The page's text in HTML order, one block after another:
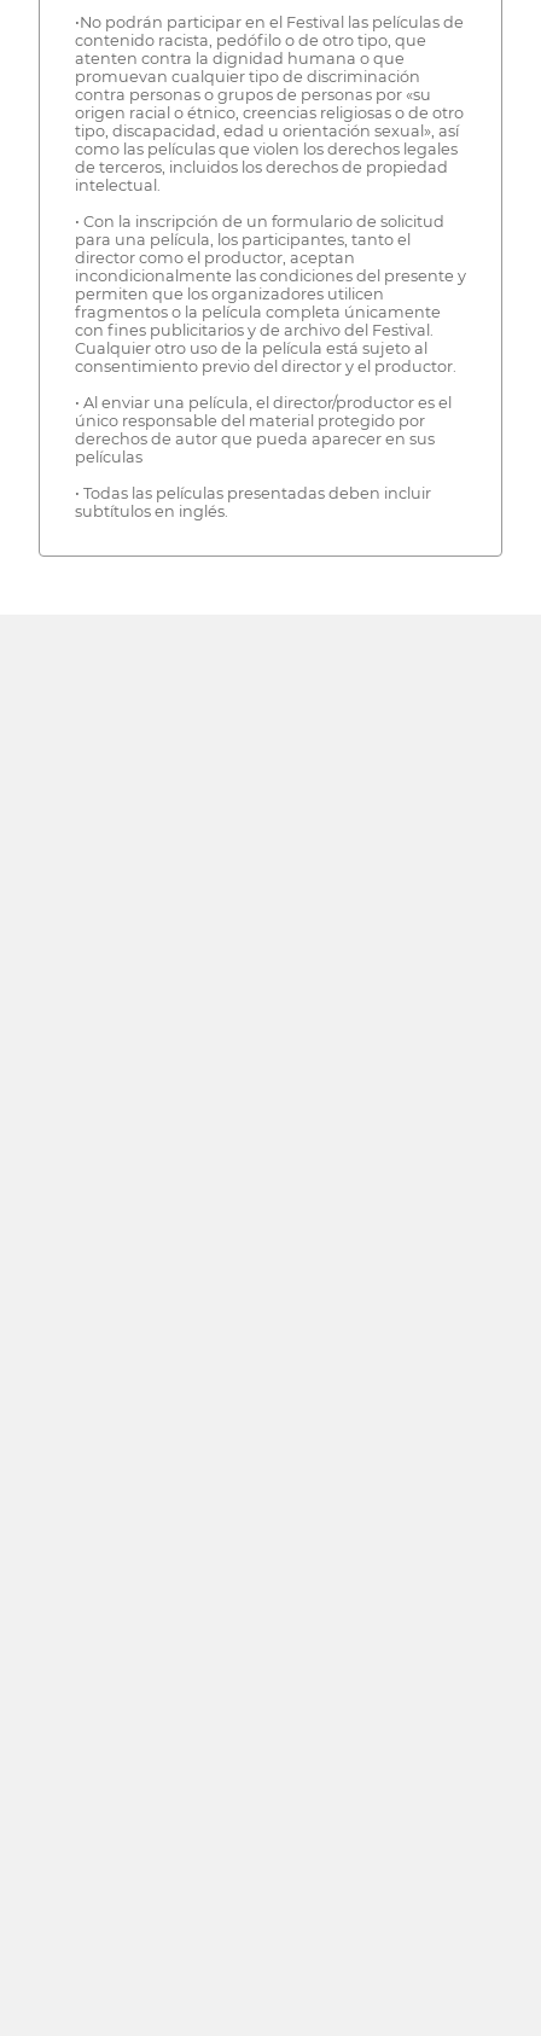
•No podrán participar en el Festival las películas de
contenido racista, pedófilo o de otro tipo, que
atenten contra la dignidad humana o que
promuevan cualquier tipo de discriminación
contra personas o grupos de personas por «su
origen racial o étnico, creencias religiosas o de otro
tipo, discapacidad, edad u orientación sexual», así
como las películas que violen los derechos legales
de terceros, incluidos los derechos de propiedad
intelectual.
• Con la inscripción de un formulario de solicitud
para una película, los participantes, tanto el
director como el productor, aceptan
incondicionalmente las condiciones del presente y
permiten que los organizadores utilicen
fragmentos o la película completa únicamente
con fines publicitarios y de archivo del Festival.
Cualquier otro uso de la película está sujeto al
consentimiento previo del director y el productor.
• Al enviar una película, el director/productor es el
único responsable del material protegido por
derechos de autor que pueda aparecer en sus
películas
• Todas las películas presentadas deben incluir
subtítulos en inglés.